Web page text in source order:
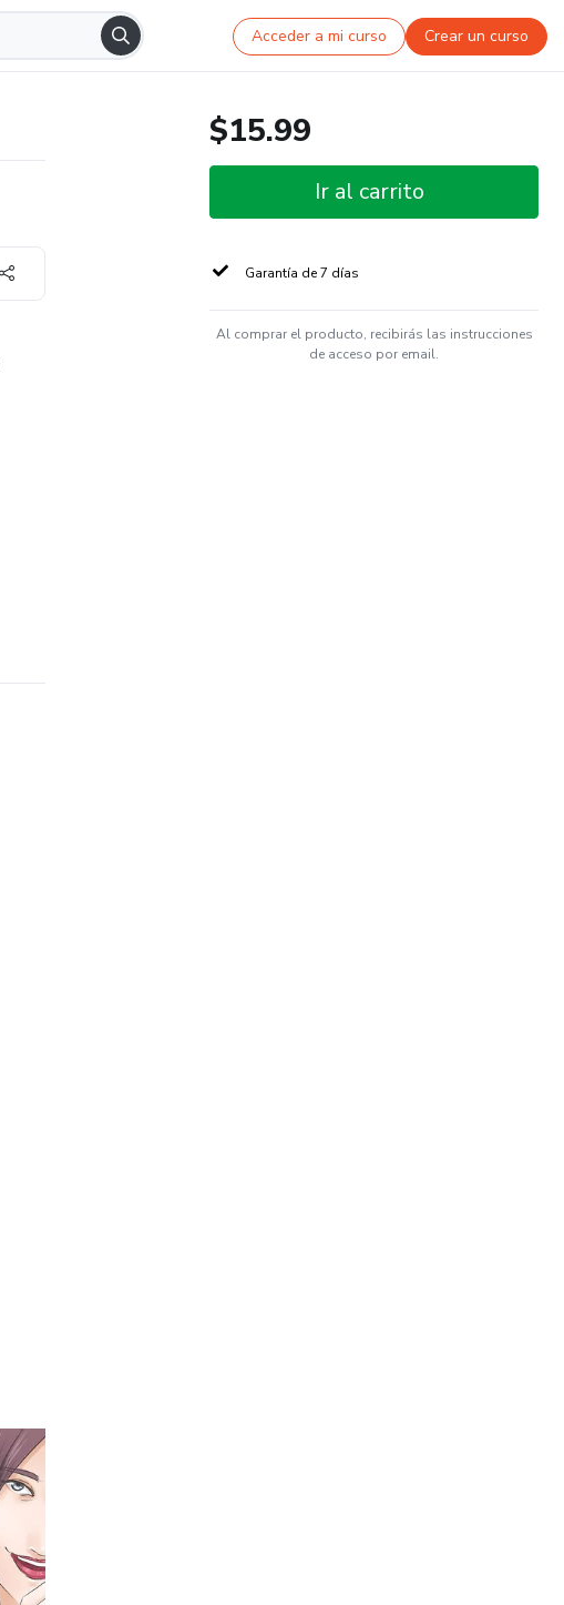
Acceder a mi curso Crear un curso
$15.99
Ir al carrito
Garantía de 7 días
Al comprar el producto, recibirás las instrucciones
de acceso por email.